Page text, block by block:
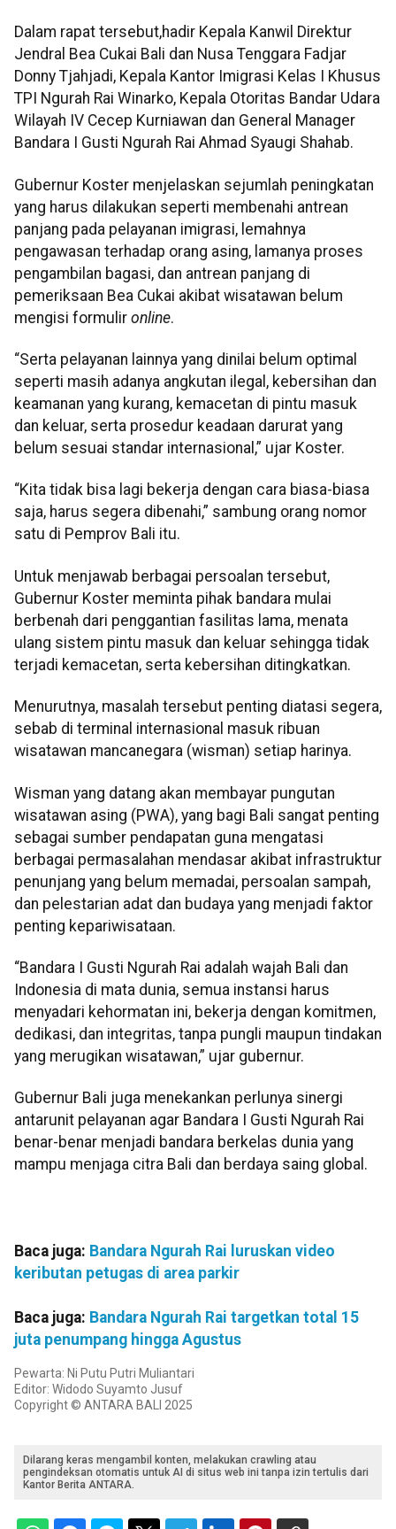
Dalam rapat tersebut,hadir Kepala Kanwil Direktur
Jendral Bea Cukai Bali dan Nusa Tenggara Fadjar
Donny Tjahjadi, Kepala Kantor Imigrasi Kelas I Khusus
TPI Ngurah Rai Winarko, Kepala Otoritas Bandar Udara
Wilayah IV Cecep Kurniawan dan General Manager
Bandara I Gusti Ngurah Rai Ahmad Syaugi Shahab.
Gubernur Koster menjelaskan sejumlah peningkatan
yang harus dilakukan seperti membenahi antrean
panjang pada pelayanan imigrasi, lemahnya
pengawasan terhadap orang asing, lamanya proses
pengambilan bagasi, dan antrean panjang di
pemeriksaan Bea Cukai akibat wisatawan belum
mengisi formulir online.
“Serta pelayanan lainnya yang dinilai belum optimal
seperti masih adanya angkutan ilegal, kebersihan dan
keamanan yang kurang, kemacetan di pintu masuk
dan keluar, serta prosedur keadaan darurat yang
belum sesuai standar internasional,” ujar Koster.
“Kita tidak bisa lagi bekerja dengan cara biasa-biasa
saja, harus segera dibenahi,” sambung orang nomor
satu di Pemprov Bali itu.
Untuk menjawab berbagai persoalan tersebut,
Gubernur Koster meminta pihak bandara mulai
berbenah dari penggantian fasilitas lama, menata
ulang sistem pintu masuk dan keluar sehingga tidak
terjadi kemacetan, serta kebersihan ditingkatkan.
Menurutnya, masalah tersebut penting diatasi segera,
sebab di terminal internasional masuk ribuan
wisatawan mancanegara (wisman) setiap harinya.
Wisman yang datang akan membayar pungutan
wisatawan asing (PWA), yang bagi Bali sangat penting
sebagai sumber pendapatan guna mengatasi
berbagai permasalahan mendasar akibat infrastruktur
penunjang yang belum memadai, persoalan sampah,
dan pelestarian adat dan budaya yang menjadi faktor
penting kepariwisataan.
“Bandara I Gusti Ngurah Rai adalah wajah Bali dan
Indonesia di mata dunia, semua instansi harus
menyadari kehormatan ini, bekerja dengan komitmen,
dedikasi, dan integritas, tanpa pungli maupun tindakan
yang merugikan wisatawan,” ujar gubernur.
Gubernur Bali juga menekankan perlunya sinergi
antarunit pelayanan agar Bandara I Gusti Ngurah Rai
benar-benar menjadi bandara berkelas dunia yang
mampu menjaga citra Bali dan berdaya saing global.
Baca juga: Bandara Ngurah Rai luruskan video
keributan petugas di area parkir
Baca juga: Bandara Ngurah Rai targetkan total 15
juta penumpang hingga Agustus
Pewarta: Ni Putu Putri Muliantari
Editor: Widodo Suyamto Jusuf
Copyright © ANTARA BALI 2025
Dilarang keras mengambil konten, melakukan crawling atau
pengindeksan otomatis untuk AI di situs web ini tanpa izin tertulis dari
Kantor Berita ANTARA.